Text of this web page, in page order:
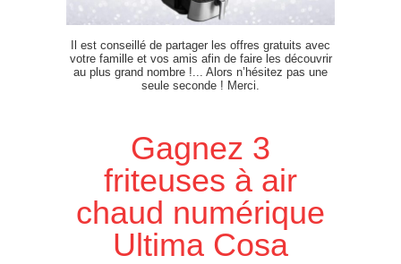
Il est conseillé de partager les offres gratuits avec
votre famille et vos amis afin de faire les découvrir
au plus grand nombre !... Alors n’hésitez pas une
seule seconde ! Merci.
Gagnez 3
friteuses à air
chaud numérique
Ultima Cosa